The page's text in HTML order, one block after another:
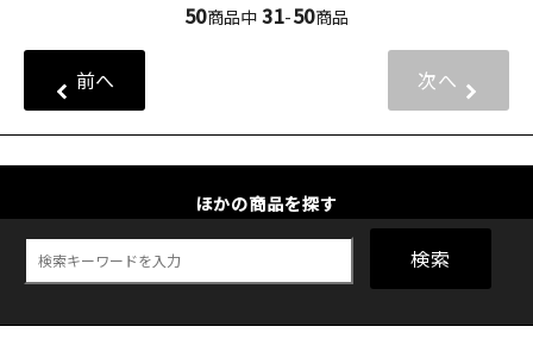
50商品中31-50商品
前へ 次へ
ほかの商品を探す
検索